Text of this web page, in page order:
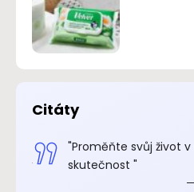
Citáty
"Proměňte svůj život v
skutečnost "